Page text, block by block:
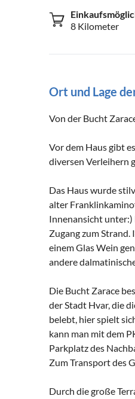
8 Kilometer
Ort und Lage
Von der Bucht
Vor dem Haus gibt
diversen Verleihern
Das Haus wurde
alter
Innenansicht unter:)
Zugang zum
einem Glas Wein
andere
Die Bucht Zarace
der Stadt Hvar, die
belebt, hier spielt
kann man mit dem
Parkplatz des
Zum Transport des
Durch die große